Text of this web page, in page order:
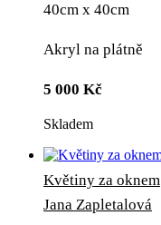
40cm x 40cm
Akryl na plátně
5 000 Kč
Skladem
Květiny za oknem
Jana Zapletalová